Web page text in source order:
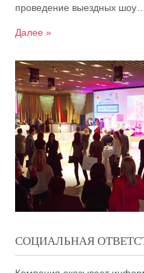
проведение выездных шоу…
Далее »
СОЦИАЛЬНАЯ